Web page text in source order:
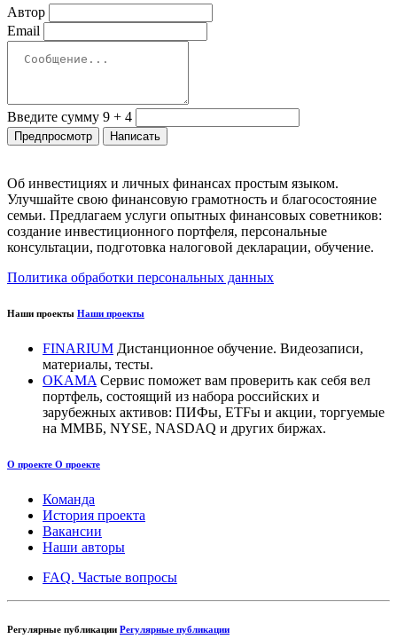
Автор
Email
Введите сумму 9 + 4
Об инвестициях и личных финансах простым языком.
Улучшайте свою финансовую грамотность и благосостояние
семьи. Предлагаем услуги опытных финансовых советников:
создание инвестиционного портфеля, персональные
консультации, подготовка налоговой декларации, обучение.
Политика обработки персональных данных
Наши проекты Наши проекты
FINARIUM Дистанционное обучение. Видеозаписи,
материалы, тесты.
OKAMA Сервис поможет вам проверить как себя вел
портфель, состоящий из набора российских и
зарубежных активов: ПИФы, ETFы и акции, торгуемые
на ММВБ, NYSE, NASDAQ и других биржах.
О проекте О проекте
Команда
История проекта
Вакансии
Наши авторы
FAQ. Частые вопросы
Регулярные публикации Регулярные публикации